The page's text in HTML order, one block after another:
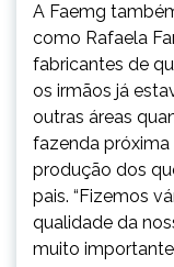
A Faemg
como Rafaela
fabricantes de
os irmãos já
outras áreas
fazenda próxima
produção dos
pais. “Fizemos
qualidade da
muito importante